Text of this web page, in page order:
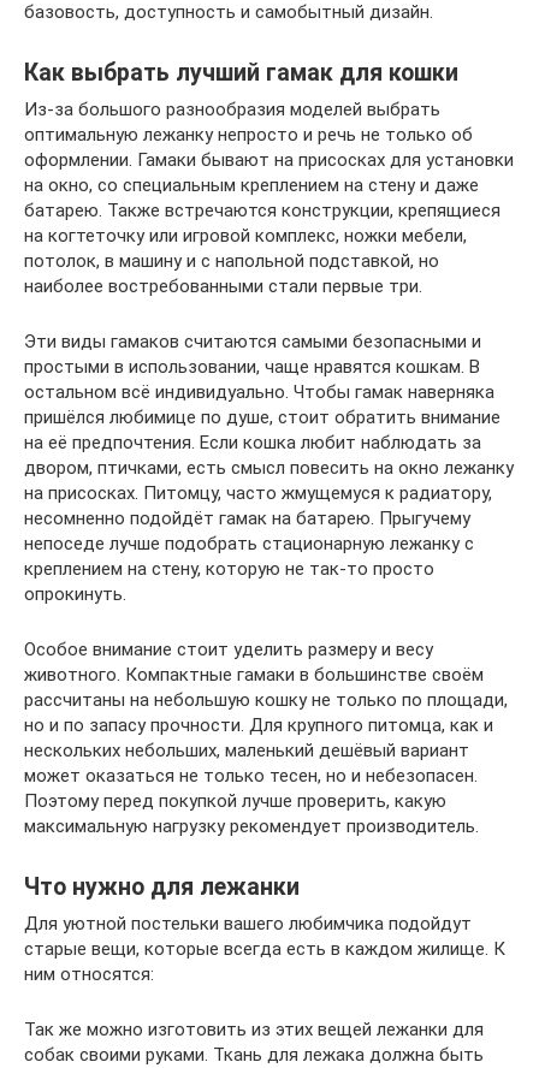
базовость, доступность и самобытный дизайн.
Как выбрать лучший гамак для кошки
Из-за большого разнообразия моделей выбрать
оптимальную лежанку непросто и речь не только об
оформлении. Гамаки бывают на присосках для установки
на окно, со специальным креплением на стену и даже
батарею. Также встречаются конструкции, крепящиеся
на когтеточку или игровой комплекс, ножки мебели,
потолок, в машину и с напольной подставкой, но
наиболее востребованными стали первые три.
Эти виды гамаков считаются самыми безопасными и
простыми в использовании, чаще нравятся кошкам. В
остальном всё индивидуально. Чтобы гамак наверняка
пришёлся любимице по душе, стоит обратить внимание
на её предпочтения. Если кошка любит наблюдать за
двором, птичками, есть смысл повесить на окно лежанку
на присосках. Питомцу, часто жмущемуся к радиатору,
несомненно подойдёт гамак на батарею. Прыгучему
непоседе лучше подобрать стационарную лежанку с
креплением на стену, которую не так-то просто
опрокинуть.
Особое внимание стоит уделить размеру и весу
животного. Компактные гамаки в большинстве своём
рассчитаны на небольшую кошку не только по площади,
но и по запасу прочности. Для крупного питомца, как и
нескольких небольших, маленький дешёвый вариант
может оказаться не только тесен, но и небезопасен.
Поэтому перед покупкой лучше проверить, какую
максимальную нагрузку рекомендует производитель.
Что нужно для лежанки
Для уютной постельки вашего любимчика подойдут
старые вещи, которые всегда есть в каждом жилище. К
ним относятся:
Так же можно изготовить из этих вещей лежанки для
собак своими руками. Ткань для лежака должна быть